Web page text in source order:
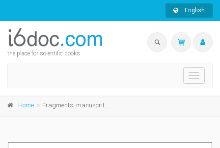
English
the place for scientific books
Toggle
Home Fragments, manuscrits, livres dans le monde juif